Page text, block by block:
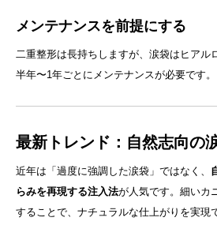
メンテナンスを前提にする
二重整形は長持ちしますが、涙袋はヒアル
半年〜1年ごとにメンテナンスが必要です。
最新トレンド：自然志向の
近年は「過度に強調した涙袋」ではなく、
らみを再現する注入法が人気です。細いカ
することで、ナチュラルな仕上がりを実現